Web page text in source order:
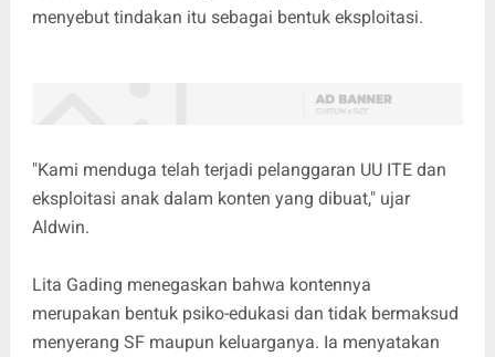
menyebut tindakan itu sebagai bentuk eksploitasi.
"Kami menduga telah terjadi pelanggaran UU ITE dan
eksploitasi anak dalam konten yang dibuat," ujar
Aldwin.
Lita Gading menegaskan bahwa kontennya
merupakan bentuk psiko-edukasi dan tidak bermaksud
menyerang SF maupun keluarganya. Ia menyatakan